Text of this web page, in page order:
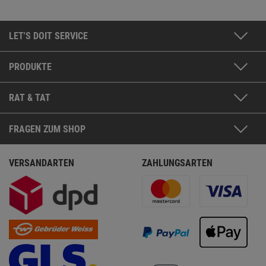
LET'S DOIT SERVICE
PRODUKTE
RAT & TAT
FRAGEN ZUM SHOP
VERSANDARTEN ZAHLUNGSARTEN